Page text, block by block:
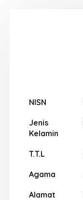
NISN
Jenis
Kelamin
T.T.L
Agama
Alamat